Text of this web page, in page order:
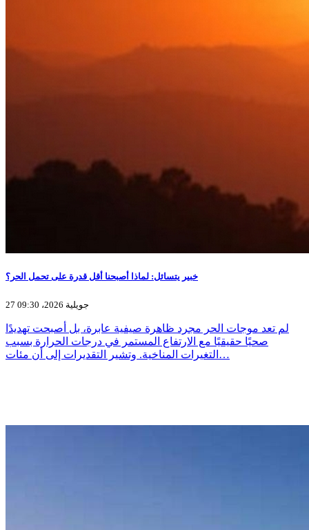
خبير يتسائل: لماذا أصبحنا أقل قدرة على تحمل الحر؟
27 جويلية 2026، 09:30
لم تعد موجات الحر مجرد ظاهرة صيفية عابرة، بل أصبحت تهديدًا
صحيًا حقيقيًا مع الارتفاع المستمر في درجات الحرارة بسبب
التغيرات المناخية. وتشير التقديرات إلى أن مئات…